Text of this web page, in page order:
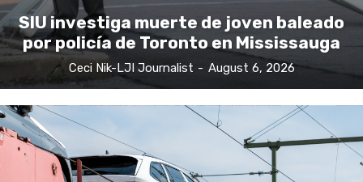
SIU investiga muerte de joven baleado
por policía de Toronto en Mississauga
Ceci Nik-LJI Journalist August 6, 2026